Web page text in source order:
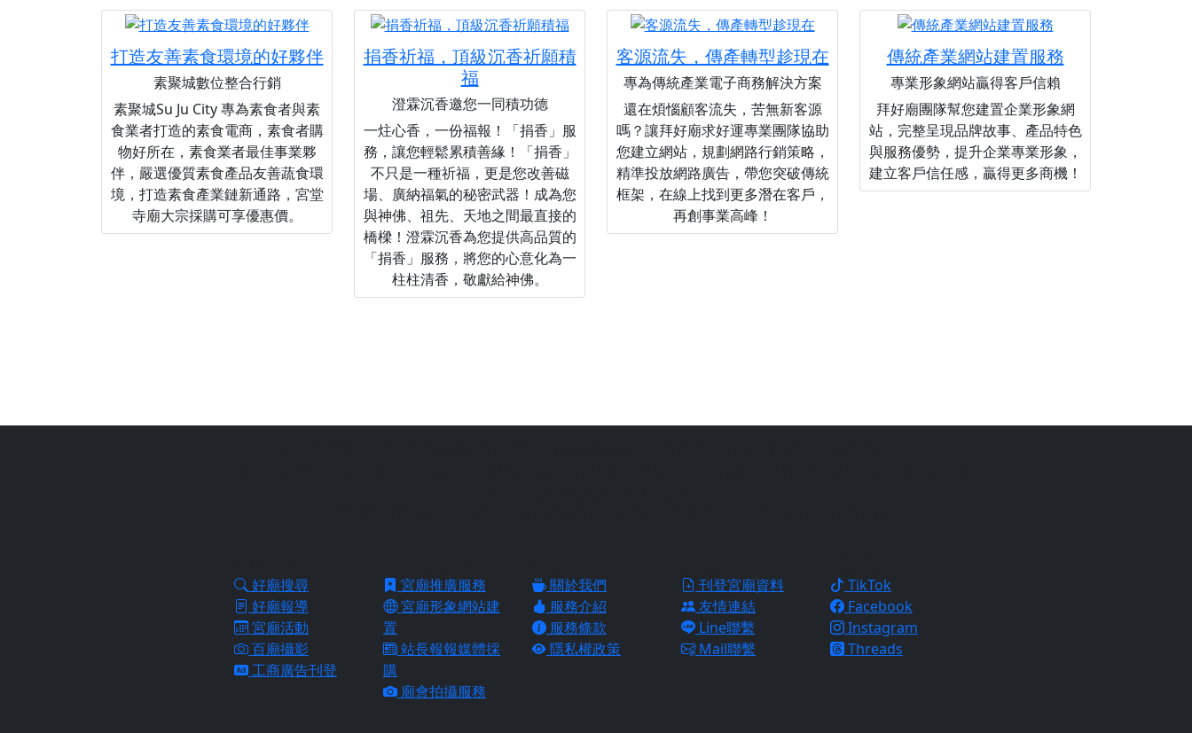
打造友善素食環境的好夥伴
素聚城數位整合行銷
素聚城Su Ju City 專為素食者與素
食業者打造的素食電商，素食者購
物好所在，素食業者最佳事業夥
伴，嚴選優質素食產品友善蔬食環
境，打造素食產業鏈新通路，宮堂
寺廟大宗採購可享優惠價。
捐香祈福，頂級沉香祈願積
福
澄霖沉香邀您一同積功德
一炷心香，一份福報！「捐香」服
務，讓您輕鬆累積善緣！「捐香」
不只是一種祈福，更是您改善磁
場、廣納福氣的秘密武器！成為您
與神佛、祖先、天地之間最直接的
橋樑！澄霖沉香為您提供高品質的
「捐香」服務，將您的心意化為一
柱柱清香，敬獻給神佛。
客源流失，傳產轉型趁現在
專為傳統產業電子商務解決方案
還在煩惱顧客流失，苦無新客源
嗎？讓拜好廟求好運專業團隊協助
您建立網站，規劃網路行銷策略，
精準投放網路廣告，帶您突破傳統
框架，在線上找到更多潛在客戶，
再創事業高峰！
傳統產業網站建置服務
專業形象網站贏得客戶信賴
拜好廟團隊幫您建置企業形象網
站，完整呈現品牌故事、產品特色
與服務優勢，提升企業專業形象，
建立客戶信任感，贏得更多商機！
好廟搜尋
好廟報導
宮廟活動
百廟攝影
工商廣告刊登
宮廟推廣服務
宮廟形象網站建
置
站長報報媒體採
購
廟會拍攝服務
關於我們
服務介紹
服務條款
隱私權政策
刊登宮廟資料
友情連結
Line聯繫
Mail聯繫
TikTok
Facebook
Instagram
Threads